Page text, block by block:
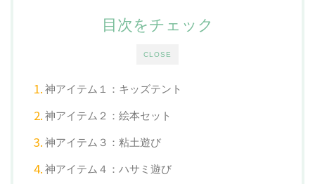
CLOSE
目次をチェック
神アイテム１：キッズテント
神アイテム２：絵本セット
神アイテム３：粘土遊び
神アイテム４：ハサミ遊び